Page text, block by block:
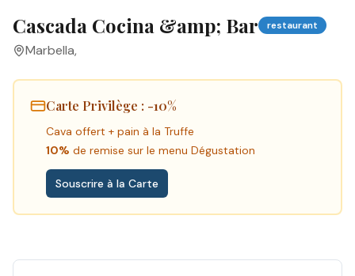
Cascada Cocina &amp; Bar restaurant
Marbella,
Carte Privilège : -10%
Cava offert + pain à la Truffe
10% de remise sur le menu Dégustation
Souscrire à la Carte